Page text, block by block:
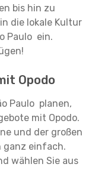
bis hin zu
die lokale Kultur
Paulo ein.
Opodo
Paulo planen,
mit Opodo.
und der großen
ganz einfach.
wählen Sie aus